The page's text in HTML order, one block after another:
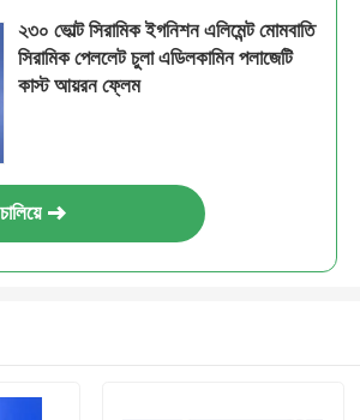
২৩০ ভোল্ট সিরামিক ইগনিশন এলিমেন্ট মোমবাতি
সিরামিক পেললেট চুলা এডিলকামিন পলাজেটি
কাস্ট আয়রন ফ্লেম
চালিয়ে